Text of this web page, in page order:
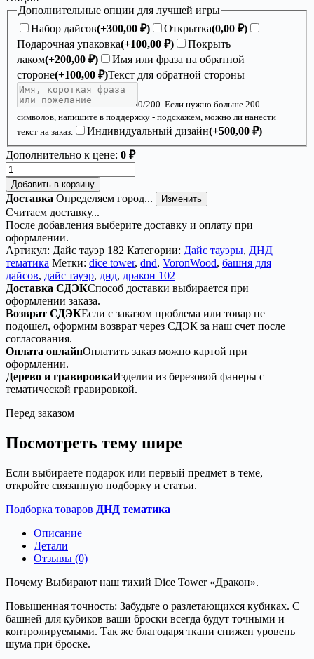
Дополнительные опции для лучшей игры
Набор дайсов(+300,00 ₽) Открытка(0,00 ₽)
Подарочная упаковка(+100,00 ₽)
Покрыть
лаком(+200,00 ₽)
Имя или фраза на обратной
стороне(+100,00 ₽)Текст для обратной стороны
0/200. Если нужно больше 200
символов, напишите в поддержку - подскажем, можно ли нанести
текст на заказ.
Индивидуальный дизайн(+500,00 ₽)
Дополнительно к цене: 0 ₽
Количество
товара
Dice
Tower
«Дракон
102»
—
дерево
Добавить в корзину
Доставка Определяем город... Изменить
Считаем доставку...
После добавления выберите доставку и оплату при
оформлении.
Артикул: Дайс тауэр 182 Категории: Дайс тауэры, ДНД
тематика Метки: dice tower, dnd, VoronWood, башня для
дайсов, дайс тауэр, днд, дракон 102
Доставка СДЭКСпособ доставки выбирается при
оформлении заказа.
Возврат СДЭКЕсли с заказом проблема или товар не
подошел, оформим возврат через СДЭК за наш счет после
согласования.
Оплата онлайнОплатить заказ можно картой при
оформлении.
Дерево и гравировкаИзделия из березовой фанеры с
тематической гравировкой.
Перед заказом
Посмотреть тему шире
Если выбираете подарок или первый предмет в теме,
откройте связанную подборку и статьи.
Подборка товаров ДНД тематика
Описание
Детали
Отзывы (0)
Почему Выбирают наш тихий Dice Tower «Дракон».
Повышенная точность: Забудьте о разлетающихся кубиках. С
башней для кубиков ваши броски всегда будут точными и
контролируемыми. Так же благодаря ткани снижен уровень
шума при броске.